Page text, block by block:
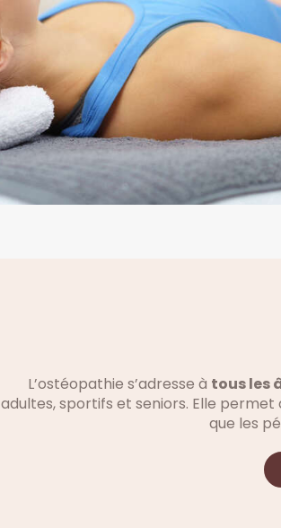
L’ostéopathie s’adresse à tous les
adultes, sportifs et seniors. Elle
que les